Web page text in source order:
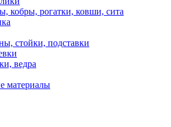
кобры, рогатки, ковши, сита
стойки, подставки
ведра
материалы